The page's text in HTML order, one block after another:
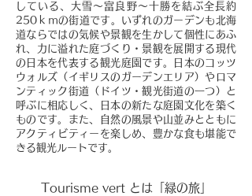
している、大雪～富良野～十勝を結ぶ全長約
250ｋｍの街道です。 いずれのガーデンも北海
道ならではの気候や景観を生かして個性にあふ
れ、 力に溢れた庭づくり・景観を展開する現代
の日本を代表する観光庭園です。
日本のコッツ
ウォルズ（イギリスのガーデンエリア）や ロマ
ンティック街道（ドイツ・観光街道の一つ）と
呼ぶに相応しく、
日本の新たな庭園文化を築く
ものです。 また、自然の風景や山並みとともに
アクティビティーを楽しめ、 豊かな食も堪能で
きる観光ルートです。
ourisme vert とは「緑の旅」